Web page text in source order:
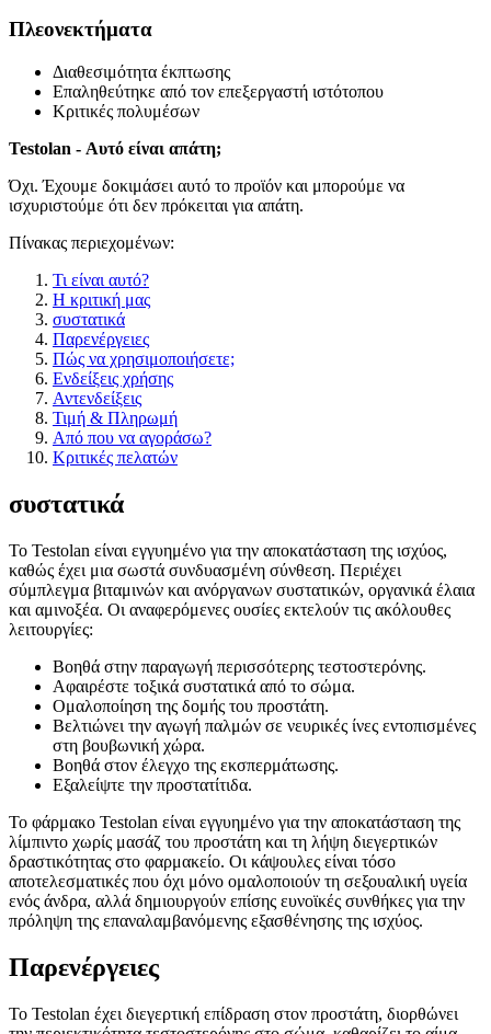
Πλεονεκτήματα
Διαθεσιμότητα έκπτωσης
Επαληθεύτηκε από τον επεξεργαστή ιστότοπου
Κριτικές πολυμέσων
Testolan - Αυτό είναι απάτη;
Όχι. Έχουμε δοκιμάσει αυτό το προϊόν και μπορούμε να
ισχυριστούμε ότι δεν πρόκειται για απάτη.
Πίνακας περιεχομένων:
Τι είναι αυτό?
Η κριτική μας
συστατικά
Παρενέργειες
Πώς να χρησιμοποιήσετε;
Ενδείξεις χρήσης
Αντενδείξεις
Τιμή & Πληρωμή
Από που να αγοράσω?
Κριτικές πελατών
συστατικά
Το Testolan είναι εγγυημένο για την αποκατάσταση της ισχύος,
καθώς έχει μια σωστά συνδυασμένη σύνθεση. Περιέχει
σύμπλεγμα βιταμινών και ανόργανων συστατικών, οργανικά έλαια
και αμινοξέα. Οι αναφερόμενες ουσίες εκτελούν τις ακόλουθες
λειτουργίες:
Βοηθά στην παραγωγή περισσότερης τεστοστερόνης.
Αφαιρέστε τοξικά συστατικά από το σώμα.
Ομαλοποίηση της δομής του προστάτη.
Βελτιώνει την αγωγή παλμών σε νευρικές ίνες εντοπισμένες
στη βουβωνική χώρα.
Βοηθά στον έλεγχο της εκσπερμάτωσης.
Εξαλείψτε την προστατίτιδα.
Το φάρμακο Testolan είναι εγγυημένο για την αποκατάσταση της
λίμπιντο χωρίς μασάζ του προστάτη και τη λήψη διεγερτικών
δραστικότητας στο φαρμακείο. Οι κάψουλες είναι τόσο
αποτελεσματικές που όχι μόνο ομαλοποιούν τη σεξουαλική υγεία
ενός άνδρα, αλλά δημιουργούν επίσης ευνοϊκές συνθήκες για την
πρόληψη της επαναλαμβανόμενης εξασθένησης της ισχύος.
Παρενέργειες
Το Testolan έχει διεγερτική επίδραση στον προστάτη, διορθώνει